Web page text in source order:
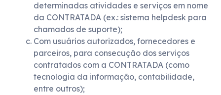
determinadas atividades e serviços em nome
da CONTRATADA (ex.: sistema helpdesk para
chamados de suporte);
Com usuários autorizados, fornecedores e
parceiros, para consecução dos serviços
contratados com a CONTRATADA (como
tecnologia da informação, contabilidade,
entre outros);